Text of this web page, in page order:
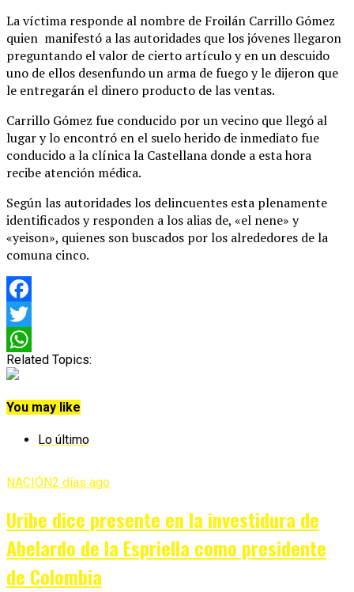
La víctima responde al nombre de Froilán Carrillo Gómez
quien manifestó a las autoridades que los jóvenes llegaron
preguntando el valor de cierto artículo y en un descuido
uno de ellos desenfundo un arma de fuego y le dijeron que
le entregarán el dinero producto de las ventas.
Carrillo Gómez fue conducido por un vecino que llegó al
lugar y lo encontró en el suelo herido de inmediato fue
conducido a la clínica la Castellana donde a esta hora
recibe atención médica.
Según las autoridades los delincuentes esta plenamente
identificados y responden a los alias de, «el nene» y
«yeison», quienes son buscados por los alrededores de la
comuna cinco.
Facebook
Twitter
WhatsApp
Related Topics:
You may like
Lo último
NACIÓN2 días ago
Uribe dice presente en la investidura de
Abelardo de la Espriella como presidente
de Colombia